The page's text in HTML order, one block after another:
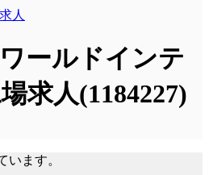
人
ールドインテ
求人(1184227)
います。